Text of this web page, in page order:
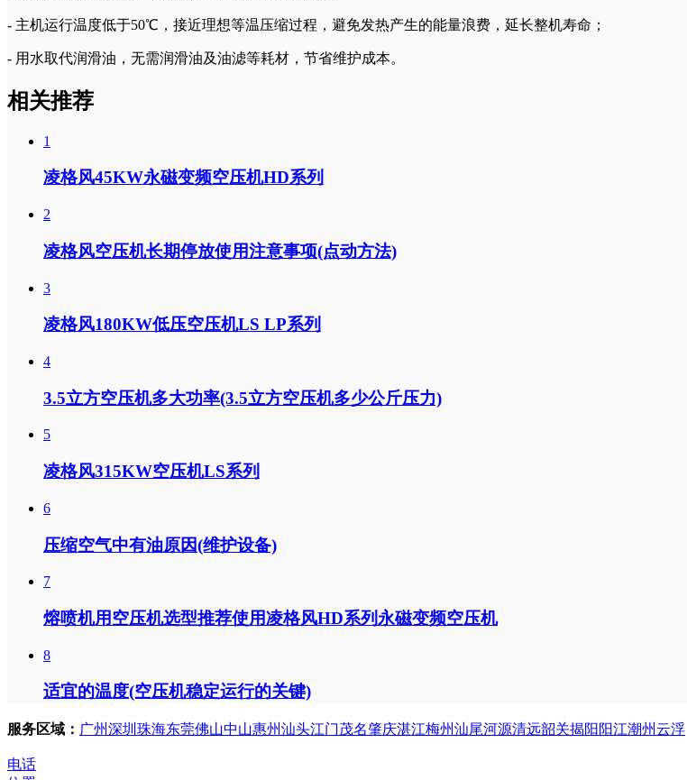
- 主机运行温度低于50℃，接近理想等温压缩过程，避免发热产生的能量浪费，延长整机寿命；
- 用水取代润滑油，无需润滑油及油滤等耗材，节省维护成本。
相关推荐
1
凌格风45KW永磁变频空压机HD系列
2
凌格风空压机长期停放使用注意事项(点动方法)
3
凌格风180KW低压空压机LS LP系列
4
3.5立方空压机多大功率(3.5立方空压机多少公斤压力)
5
凌格风315KW空压机LS系列
6
压缩空气中有油原因(维护设备)
7
熔喷机用空压机选型推荐使用凌格风HD系列永磁变频空压机
8
适宜的温度(空压机稳定运行的关键)
服务区域： 广州深圳 珠海东莞佛山中山惠州汕头江门茂名肇庆湛江梅州汕尾河源清远韶关揭阳 阳江潮州云浮
电话